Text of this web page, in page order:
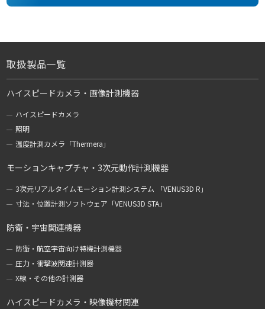
取扱製品一覧
ハイスピードカメラ・画像計測機器
ハイスピードカメラ
照明
温度計測カメラ「Thermera」
モーションキャプチャ・3次元動作計測機器
3次元リアルタイムモーション計測システム 「VENUS3D R」
寸法・位置計測ソフトウェア「VENUS3D STA」
防衛・宇宙関連機器
防衛・航空宇宙向け特機計測機器
圧力・衝撃波関連計測器
X線・その他の計測器
ハイスピードカメラ・映像機材関連